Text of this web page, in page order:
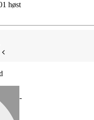
høst
-